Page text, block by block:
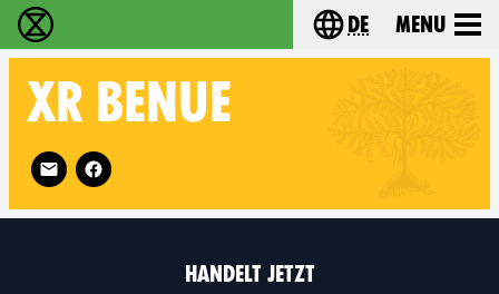
extinction rebellion - Home Choose your
de Menu
XR BENUE
Follow XR Benue on
HANDELT JETZT